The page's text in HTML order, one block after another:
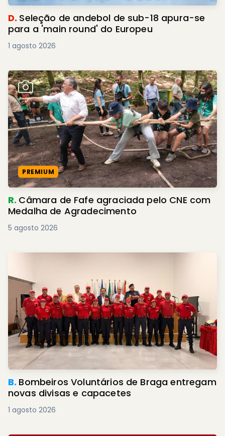
D. Seleção de andebol de sub-18 apura-se
para a 'main round' do Europeu
1 agosto 2026
PREMIUM
R. Câmara de Fafe agraciada pelo CNE com
Medalha de Agradecimento
5 agosto 2026
B. Bombeiros Voluntários de Braga entregam
novas divisas e capacetes
1 agosto 2026